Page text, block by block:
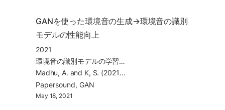
GANを使った環境音の生成→環境音の識別
モデルの性能向上
2021
環境音の識別モデルの学習のためのData Augmentation手法の提案
Madhu, A. and K, S. (2021) ‘EnvGAN: Adversarial Synthesis of Environmental Sounds for Data Augmentation’.
Papersound GAN
May 18, 2021